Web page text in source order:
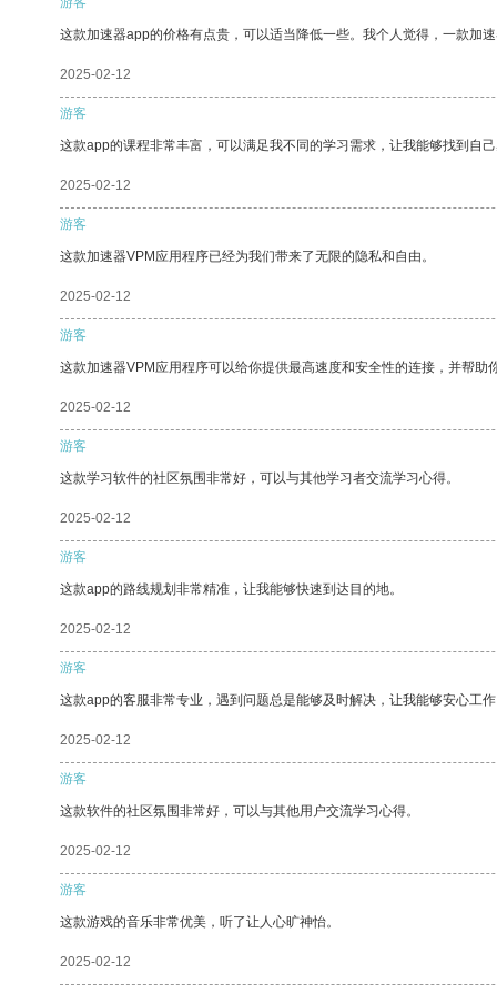
这款加速器app的价格有点贵，可以适当降低一些。我个人觉得，一款加
2025-02-12
游客
这款app的课程非常丰富，可以满足我不同的学习需求，让我能够找到自
2025-02-12
游客
这款加速器VPM应用程序已经为我们带来了无限的隐私和自由。
2025-02-12
游客
这款加速器VPM应用程序可以给你提供最高速度和安全性的连接，并帮助
2025-02-12
游客
这款学习软件的社区氛围非常好，可以与其他学习者交流学习心得。
2025-02-12
游客
这款app的路线规划非常精准，让我能够快速到达目的地。
2025-02-12
游客
这款app的客服非常专业，遇到问题总是能够及时解决，让我能够安心工
2025-02-12
游客
这款软件的社区氛围非常好，可以与其他用户交流学习心得。
2025-02-12
游客
这款游戏的音乐非常优美，听了让人心旷神怡。
2025-02-12